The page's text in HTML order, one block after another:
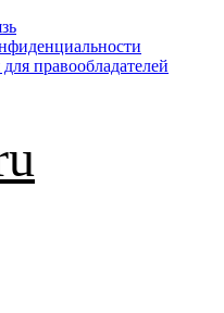
правообладателей